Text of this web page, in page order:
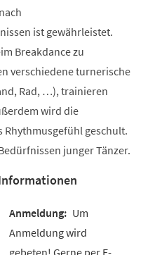
ist gewährleistet.
Breakdance zu
verschiedene turnerische
Rad, …), trainieren
wird die
Rhythmusgefühl geschult.
junger Tänzer.
Um
Anmeldung wird
gebeten! Gerne per E-